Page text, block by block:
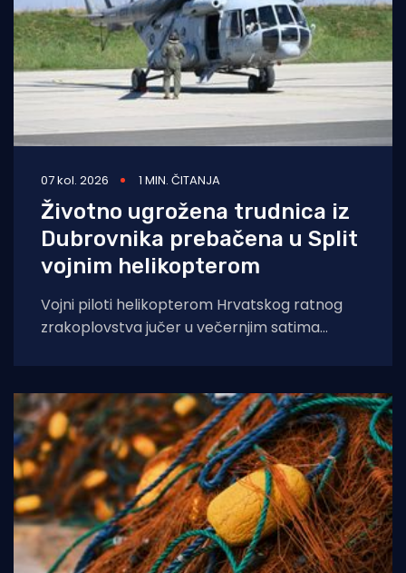
07 kol. 2026 1 MIN. ČITANJA
Životno ugrožena trudnica iz
Dubrovnika prebačena u Split
vojnim helikopterom
Vojni piloti helikopterom Hrvatskog ratnog
zrakoplovstva jučer u večernjim satima